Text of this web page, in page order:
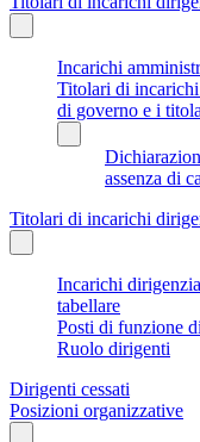
Incarichi
Titolari di
di governo e i
assenza di
Titolari di incarichi
Incarichi
tabellare
Posti di funzione
Ruolo dirigenti
Dirigenti cessati
Posizioni organizzative